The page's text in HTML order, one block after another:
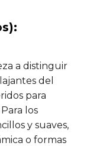
a distinguir
del
para
los
y suaves,
o formas